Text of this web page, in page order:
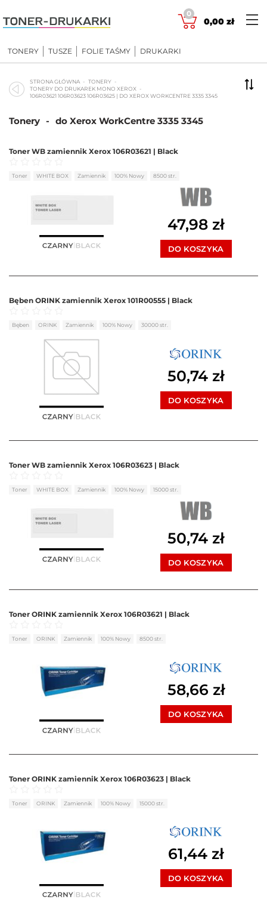
to
content
0
0,00 zł
TONERY TUSZE FOLIE TAŚMY DRUKARKI
STRONA GŁÓWNA
TONERY
TONERY DO DRUKAREK MONO XEROX
106R03621 106R03623 106R03625 | DO XEROX WORKCENTRE 3335 3345
Tonery - do Xerox WorkCentre 3335 3345
Toner WB zamiennik Xerox 106R03621 | Black
Oceniono0 na 5
Toner WHITE BOX Zamiennik 100% Nowy 8500 str.
47,98 zł
DO KOSZYKA
Bęben ORINK zamiennik Xerox 101R00555 | Black
Oceniono 0na 5
Bęben ORINK Zamiennik 100% Nowy 30000 str.
50,74 zł
DO KOSZYKA
Toner WB zamiennik Xerox 106R03623 | Black
Oceniono0 na 5
Toner WHITE BOX Zamiennik 100% Nowy 15000 str.
50,74 zł
DO KOSZYKA
Toner ORINK zamiennik Xerox 106R03621 | Black
Oceniono 0na 5
Toner ORINK Zamiennik 100% Nowy 8500 str.
58,66 zł
DO KOSZYKA
Toner ORINK zamiennik Xerox 106R03623 | Black
Oceniono 0na 5
Toner ORINK Zamiennik 100% Nowy 15000 str.
61,44 zł
DO KOSZYKA